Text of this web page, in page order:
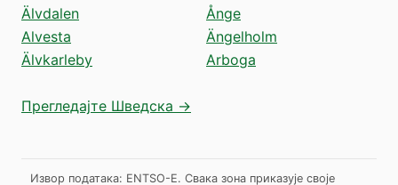
Älvdalen
Alvesta
Älvkarleby
Ånge
Ängelholm
Arboga
Прегледајте Шведска →
Извор података: ENTSO-E. Свака зона приказује своје